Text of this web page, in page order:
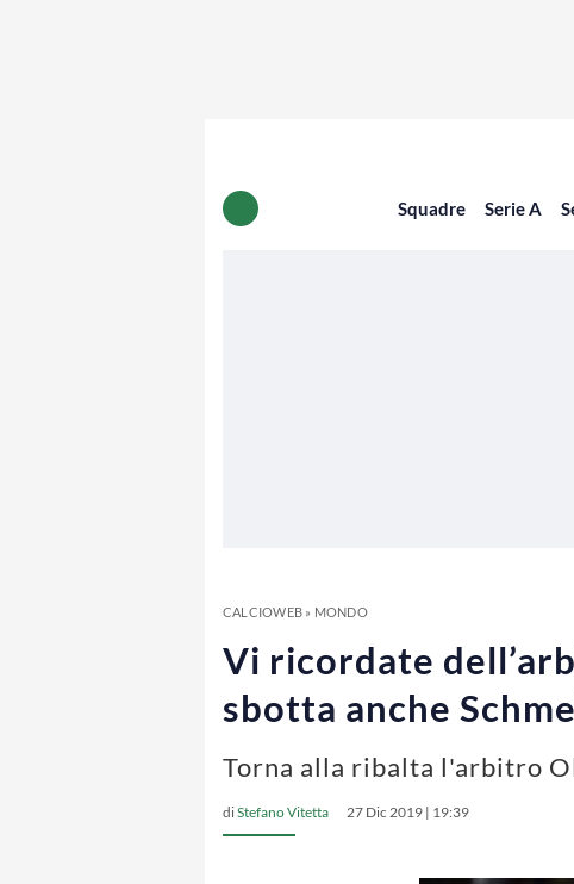
Squadre Serie A
CALCIOWEB» MONDO
Vi ricordate
sbotta anche
Torna alla ribalta l'arbitro
diStefano Vitetta 27 Dic 2019 | 19:39